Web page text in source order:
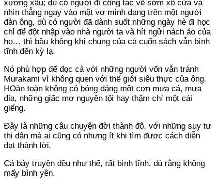
xương xẩu; dù có người đi công tác về sớm xô cửa và
nhìn thẳng ngay vào mặt vợ mình đang trên một người
đàn ông, dù có người đã dành suốt những ngày hè đi học
chỉ để đột nhập vào nhà người ta và hít ngửi nách áo của
họ… thì bầu không khí chung của cả cuốn sách vẫn bình
tĩnh đến kỳ lạ.
Nó phù hợp để đọc cả với những người vốn vẫn tránh
Murakami vì không quen với thế giới siêu thực của ông.
HOàn toàn không có bóng dáng một cơn mưa cá, mưa
đỉa, những giấc mơ nguyên tội hay thậm chí một cái
giếng.
Đây là những câu chuyện đời thành đô, với những suy tư
thị dân mà ai cũng có nhưng ít khi tìm được cách diễn
đạt thành lời.
Cả bảy truyện đều như thế, rất bình tĩnh, dù rằng không
mấy bình yên.